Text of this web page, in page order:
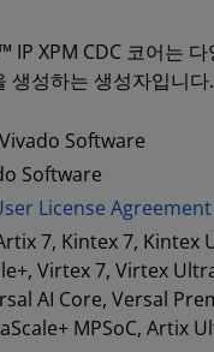
IP XPM CDC 코어는
생성하는 생성자입니다.
Vivado Software
Software
License Agreement
7, Kintex 7, Kintex
Virtex 7, Virtex
AI Core, Versal
MPSoC, Artix